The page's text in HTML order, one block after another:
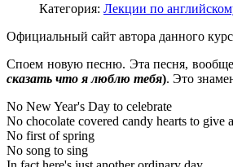
Категория: Лекции по
Официальный сайт автора данного
Споем новую песню. Эта песня,
сказать что я люблю тебя). Это
No New Year's Day to celebrate
No chocolate covered candy hearts to give
No first of spring
No song to sing